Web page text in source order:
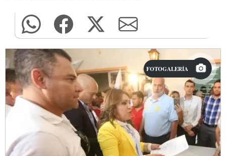
FOTOGALERÍA